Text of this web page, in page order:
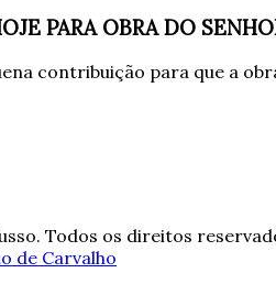
PARA OBRA DO
contribuição para que a
Todos os direitos
de Carvalho